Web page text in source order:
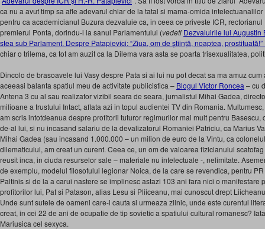
ca nu a avut timp sa afle adevarul chiar de la tatal si mama-omida
pentru ca academicianul Buzura dezvaluie ca, in ceea ce priveste ICR,
premierul Ponta, dorindu-l la sanul Parlamentului (vedeti Dezvaluirile lui Augustin
stea sub Parlament. Despre Patapievici: “Ziua, om de știință, noaptea, prostituată!”
chiar o trilema, ca tot am auzit ca la Dilema vara asta se poarta trisexualitatea,
Dincolo de brasoavele lui Vasy despre Pata si ai lui nu pot decat sa ma amuz
aceeasi balanta spatiul meu de activitate publicistica – Blogul Victor Roncea – cu
Antena 3 cu al sau realizator vizibil seara de seara, jurnalistul Mihai Gadea,
milioane a trustului Intact, aflata azi in topul audientei TV din Romania.
am scris intotdeanua despre profitorii tuturor regimurilor mai mult pentru Basescu,
de-al lui, si nu incasand salariu de la devalizatorul Romaniei Patriciu, ca Marius
Mihai Gadea (sau incasand 1.000.000 – un milion de euro de la Vintu, ca
dilematicului, am creat un curent. Ceea ce, un om de valoarea fizicianului
reusit inca, in ciuda resurselor sale – materiale nu intelectuale -, nelimitate.
de exemplu, modelul filosofului legionar Noica, de la care se revendica, pentru
Paltinis si de la a carui nastere se implinesc astazi 103 ani fara nici o manifestare
profitorilor lui, Pat si Patason, alias Lesu si Pliiceanu, mai cunoscut drept
Unde sunt sutele de oameni care-i cauta si urmeaza zilnic, unde este curentul
creat, in cei 22 de ani de ocupatie de tip sovietic a spatiului cultural romanesc?
Mariusica cel sexyca.